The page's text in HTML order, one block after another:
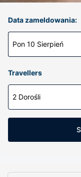
Data zameldowania:
Pon 10 Sierpień
Travellers
2 Dorośli